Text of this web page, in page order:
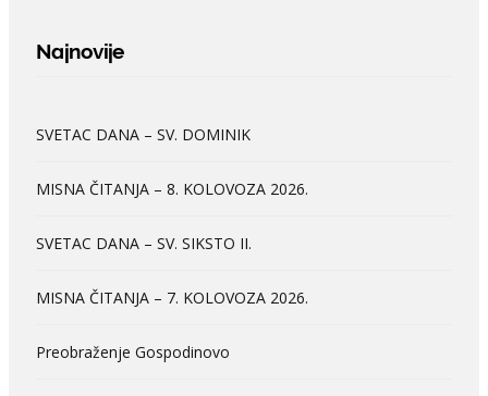
Najnovije
SVETAC DANA – SV. DOMINIK
MISNA ČITANJA – 8. KOLOVOZA 2026.
SVETAC DANA – SV. SIKSTO II.
MISNA ČITANJA – 7. KOLOVOZA 2026.
Preobraženje Gospodinovo